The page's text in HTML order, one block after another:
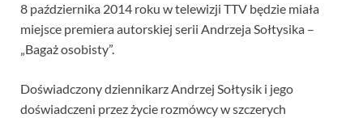
8 października 2014 roku w telewizji TTV będzie miała
miejsce premiera autorskiej serii Andrzeja Sołtysika –
„Bagaż osobisty”.
Doświadczony dziennikarz Andrzej Sołtysik i jego
doświadczeni przez życie rozmówcy w szczerych